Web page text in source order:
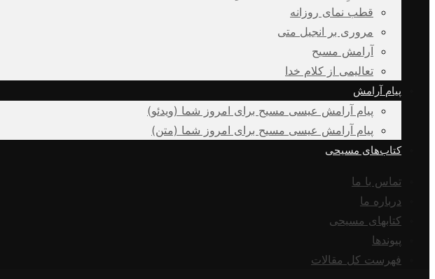
قطب نمای روزانه
مروری بر انجیل متی
آرامش مسیح
تعالیمی از کلام خدا
پیام آرامش
پیام آرامش عیسی مسیح برای امروز شما (ویدئو)
پیام آرامش عیسی مسیح برای امروز شما (متن)
کتاب‌های مسیحی
تماس با ما
درباره ما
کتابهای مسیحی
پیوندها
فهرست کل مقالات